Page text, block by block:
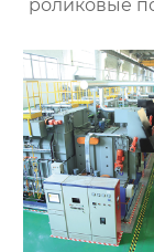
роликовые